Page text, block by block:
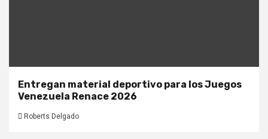
Entregan material deportivo para los Juegos
Venezuela Renace 2026
Roberts Delgado